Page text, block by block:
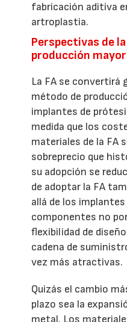
fabricación aditiva
artroplastia.
Perspectivas de
producción
La FA se convertirá
método de
implantes de
medida que los
materiales de la FA
sobreprecio que
su adopción se
de adoptar la FA
allá de los
componentes no
flexibilidad de
cadena de
vez más atractivas.
Quizás el cambio
plazo sea la
metal. Los